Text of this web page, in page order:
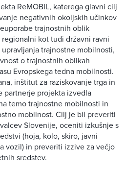
ReMOBIL, katerega glavni cilj
negativnih okoljskih učinkov
trajnostnih oblik
kot tudi državni ravni
trajnostne mobilnosti,
o trajnostnih oblikah
Evropskega tedna mobilnosti.
inštitut za raziskovanje trga in
partnerje projekta izvedla
temo trajnostne mobilnosti in
mobilnost. Cilj je bil preveriti
Slovenije, oceniti izkušnje s
(hoja, kolo, skiro, javni
vozil) in preveriti izzive za večjo
sredstev.